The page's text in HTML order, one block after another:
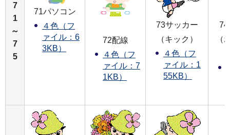
7
1
～
7
5
71パソコン
４色（フ
ァイル：6
3KB）
72配線
４色（フ
ァイル：7
1KB）
73サッカー
（キック）
４色（フ
ァイル：1
55KB）
74
（